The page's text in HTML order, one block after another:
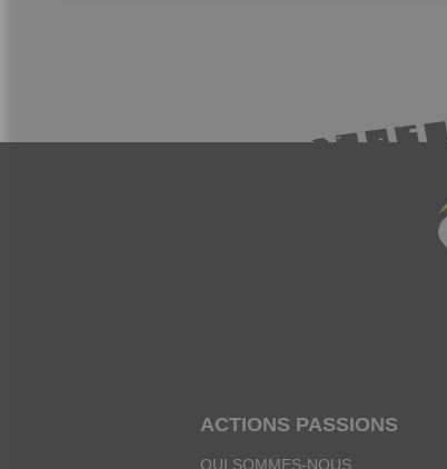
ACTIONS PASSIONS
QUI SOMMES-NOUS